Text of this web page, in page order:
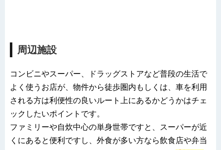
周辺施設
コンビニやスーパー、ドラッグストアなど普段の生活で
よく使うお店が、物件から徒歩圏内もしくは、車を利用
される方は利便性の良いルート上にあるかどうかはチェ
ックしたいポイントです。
ファミリーや自炊中心の単身世帯ですと、スーパーが近
くにあると便利ですし、外食が多い方なら飲食店や弁当